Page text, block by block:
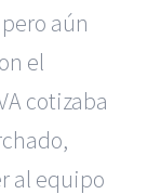
aún
el
cotizaba
al equipo